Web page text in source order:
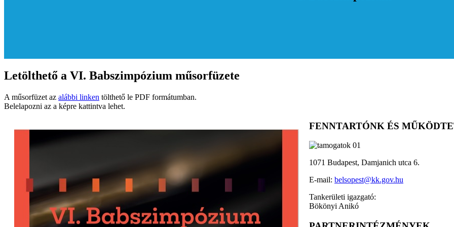
Letölthető a VI. Babszimpózium műsorfüzete
A műsorfüzet az alábbi linken tölthető le PDF formátumban.
Belelapozni az a képre kattintva lehet.
FENNTARTÓNK ÉS
1071 Budapest, Damjanich utca 6.
E-mail: belsopest@kk.gov.hu
Tankerületi igazgató:
Bökönyi Anikó